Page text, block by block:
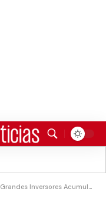
Grandes Inversores Acumulan ETH Retirando 500 Millones De Los Intercambios